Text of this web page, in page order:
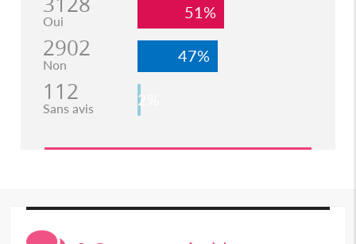
Oui 51%
2902
Non 47%
112
Sans avis 2%